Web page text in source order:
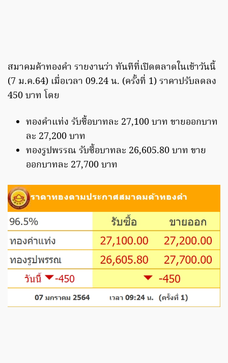
สมาคมค้าทองคำ รายงานว่า ทันทีที่เปิดตลาดในเช้าวันนี้
(7 ม.ค.64) เมื่อเวลา 09.24 น. (ครั้งที่ 1) ราคาปรับลดลง
450 บาท โดย
ทองคำแท่ง รับซื้อบาทละ 27,100 บาท ขายออกบาท
ละ 27,200 บาท
ทองรูปพรรณ รับซื้อบาทละ 26,605.80 บาท ขาย
ออกบาทละ 27,700 บาท